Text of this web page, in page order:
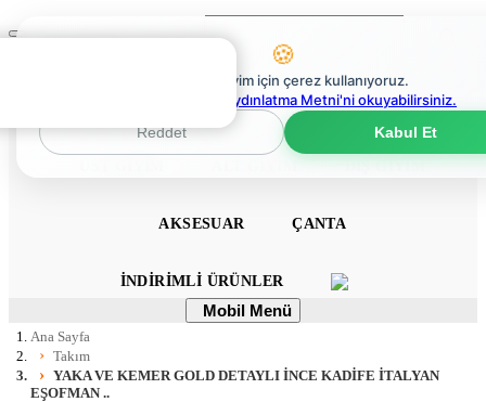
Mobil
0
0
TULUM TAKIM
AKSESUAR ÇANTA
İNDIRIMLI ÜRÜNLER
Mobil
Menü
Mobil Menü
Ana Sayfa
Takım
YAKA VE KEMER GOLD DETAYLI İNCE KADİFE İTALYAN
EŞOFMAN ..
🍪
En iyi deneyim için çerez kullanıyoruz.
Çerez Politikaları Aydınlatma Metni'ni okuyabilirsiniz.
Reddet
Kabul Et